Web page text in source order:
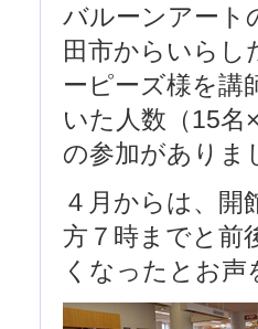
バルーンアート
田市からいら
ーピーズ様を講
いた人数（15名
の参加がありま
４月からは、開
方７時までと前
くなったとお